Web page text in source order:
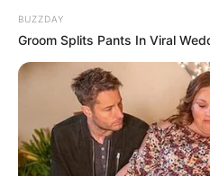
Men 45+ Are Trying This
BUZZDAY
Groom Splits Pants In Viral